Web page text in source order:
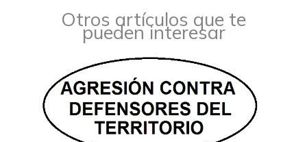
Otros artículos que te
pueden interesar